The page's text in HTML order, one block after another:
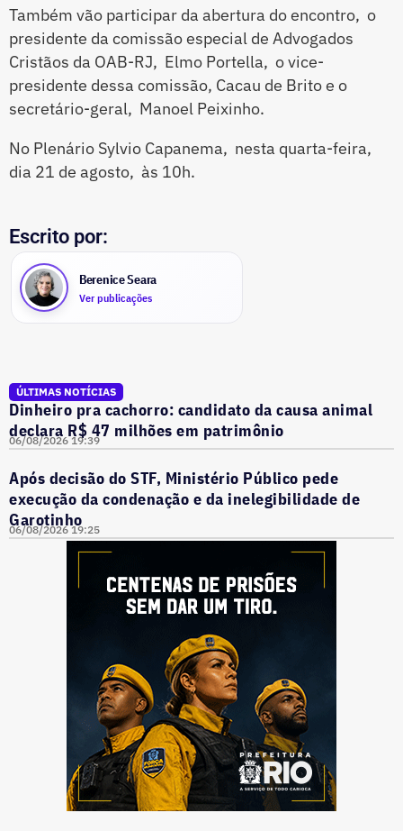
Também vão participar da abertura do encontro, o
presidente da comissão especial de Advogados
Cristãos da OAB-RJ, Elmo Portella, o vice-
presidente dessa comissão, Cacau de Brito e o
secretário-geral, Manoel Peixinho.
No Plenário Sylvio Capanema, nesta quarta-feira,
dia 21 de agosto, às 10h.
Escrito por:
Berenice Seara
Ver publicações
ÚLTIMAS NOTÍCIAS
Dinheiro pra cachorro: candidato da causa animal
declara R$ 47 milhões em patrimônio
06/08/2026 19:39
Após decisão do STF, Ministério Público pede
execução da condenação e da inelegibilidade de
Garotinho
06/08/2026 19:25